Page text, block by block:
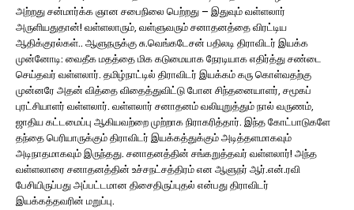
அற்றது சன்மார்க்க ஞான சபைநிலை பெற்றது – இதுவும் வள்ளலார்
அருளியதுதான்! வள்ளலாரும், வள்ளுவரும் சனாதனத்தை விரட்டிய
ஆதிக்குரல்கள்.. ஆளுநருக்கு சு.வெங்கடேசன் பதிலடி திராவிடர் இயக்க
முன்னோடி: வைதீக மதத்தை மிக கடுமையாக நேரடியாக எதிர்த்து சண்டை
செய்தவர் வள்ளலார். தமிழ்நாட்டில் திராவிடர் இயக்கம் கரு கொள்வதற்கு
முன்னரே அதன் வித்தை விதைத்துவிட்டு போன சிந்தனையாளர், சமூகப்
புரட்சியாளர் வள்ளலார். வள்ளலார் சனாதனம் வலியுறுத்தும் நால் வருணம்,
ஜாதிய கட்டமைப்பு ஆகியவற்றை முற்றாக நிராகரித்தார். இந்த கோட்பாடுகளே
தந்தை பெரியாருக்கும் திராவிடர் இயக்கத்துக்கும் அடித்தளமாகவும்
அடிநாதமாகவும் இருந்தது. சனாதனத்தின் சங்கறுத்தவர் வள்ளலார்! அந்த
வள்ளலாரை சனாதனத்தின் உச்சநட்சத்திரம் என ஆளுநர் ஆர்.என்.ரவி
பேசியிருப்பது அப்பட்டமான திசைதிருப்புதல் என்பது திராவிடர்
இயக்கத்தவரின் மறுப்பு.